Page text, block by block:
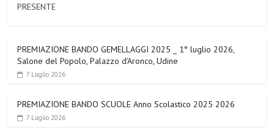
PRESENTE
PREMIAZIONE BANDO GEMELLAGGI 2025 _ 1° luglio 2026,
Salone del Popolo, Palazzo d’Aronco, Udine
7 Luglio 2026
PREMIAZIONE BANDO SCUOLE Anno Scolastico 2025 2026
7 Luglio 2026